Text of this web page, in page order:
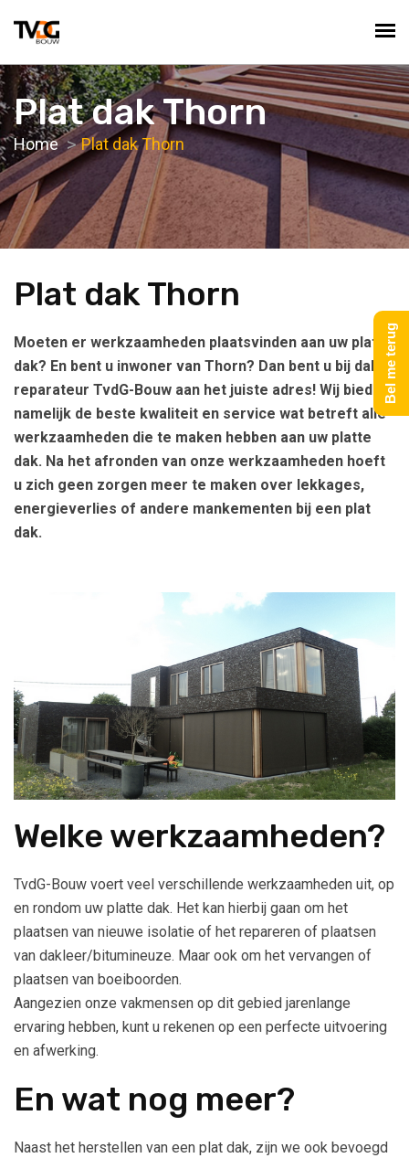
Plat dak Thorn
Home Plat dak Thorn
Plat dak Thorn
Moeten er werkzaamheden plaatsvinden aan uw platte
dak? En bent u inwoner van Thorn? Dan bent u bij dak
reparateur TvdG-Bouw aan het juiste adres! Wij bieden
namelijk de beste kwaliteit en service wat betreft alle
werkzaamheden die te maken hebben aan uw platte
dak. Na het afronden van onze werkzaamheden hoeft
u zich geen zorgen meer te maken over lekkages,
energieverlies of andere mankementen bij een plat
dak.
Welke werkzaamheden?
TvdG-Bouw voert veel verschillende werkzaamheden uit, op
en rondom uw platte dak. Het kan hierbij gaan om het
plaatsen van nieuwe isolatie of het repareren of plaatsen
van dakleer/bitumineuze. Maar ook om het vervangen of
plaatsen van boeiboorden.
Aangezien onze vakmensen op dit gebied jarenlange
ervaring hebben, kunt u rekenen op een perfecte uitvoering
en afwerking.
En wat nog meer?
Naast het herstellen van een plat dak, zijn we ook bevoegd
Bel me terug